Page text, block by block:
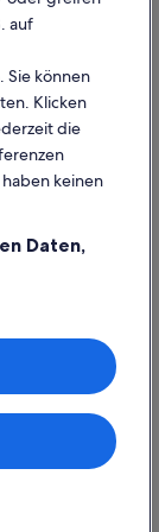
Filles
Alle Rechte
oder
auf
Sie können
Klicken
die
keinen
Daten,
auf einem
Messung
Inhalten,